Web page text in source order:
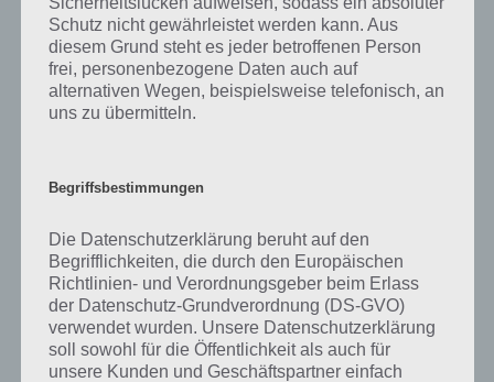
beinhaltet, sondern auch noch einen Gameplay Teil enthält. So
kannst du dir einen guten Eindruck von der App verschaffen. Hier
das Video:
Schutz nicht gewährleistet werden kann. Aus
diesem Grund steht es jeder betroffenen Person
frei, personenbezogene Daten auch auf
alternativen Wegen, beispielsweise telefonisch, an
uns zu übermitteln.
Begriffsbestimmungen
Die Datenschutzerklärung beruht auf den
Begrifflichkeiten, die durch den Europäischen
Richtlinien- und Verordnungsgeber beim Erlass
der Datenschutz-Grundverordnung (DS-GVO)
verwendet wurden. Unsere Datenschutzerklärung
soll sowohl für die Öffentlichkeit als auch für
unsere Kunden und Geschäftspartner einfach